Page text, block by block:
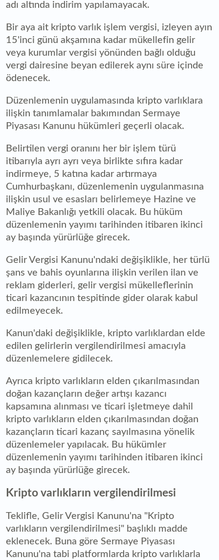
adı altında indirim yapılamayacak.
Bir aya ait kripto varlık işlem vergisi, izleyen ayın
15'inci günü akşamına kadar mükellefin gelir
veya kurumlar vergisi yönünden bağlı olduğu
vergi dairesine beyan edilerek aynı süre içinde
ödenecek.
Düzenlemenin uygulamasında kripto varlıklara
ilişkin tanımlamalar bakımından Sermaye
Piyasası Kanunu hükümleri geçerli olacak.
Belirtilen vergi oranını her bir işlem türü
itibarıyla ayrı ayrı veya birlikte sıfıra kadar
indirmeye, 5 katına kadar artırmaya
Cumhurbaşkanı, düzenlemenin uygulanmasına
ilişkin usul ve esasları belirlemeye Hazine ve
Maliye Bakanlığı yetkili olacak. Bu hüküm
düzenlemenin yayımı tarihinden itibaren ikinci
ay başında yürürlüğe girecek.
Gelir Vergisi Kanunu'ndaki değişiklikle, her türlü
şans ve bahis oyunlarına ilişkin verilen ilan ve
reklam giderleri, gelir vergisi mükelleflerinin
ticari kazancının tespitinde gider olarak kabul
edilmeyecek.
Kanun'daki değişiklikle, kripto varlıklardan elde
edilen gelirlerin vergilendirilmesi amacıyla
düzenlemelere gidilecek.
Ayrıca kripto varlıkların elden çıkarılmasından
doğan kazançların değer artışı kazancı
kapsamına alınması ve ticari işletmeye dahil
kripto varlıkların elden çıkarılmasından doğan
kazançların ticari kazanç sayılmasına yönelik
düzenlemeler yapılacak. Bu hükümler
düzenlemenin yayımı tarihinden itibaren ikinci
ay başında yürürlüğe girecek.
Kripto varlıkların vergilendirilmesi
Teklifle, Gelir Vergisi Kanunu'na "Kripto
varlıkların vergilendirilmesi" başlıklı madde
eklenecek. Buna göre Sermaye Piyasası
Kanunu'na tabi platformlarda kripto varlıklarla